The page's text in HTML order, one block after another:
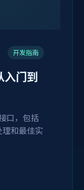
开发指南
入门到
口，包括
和最佳实